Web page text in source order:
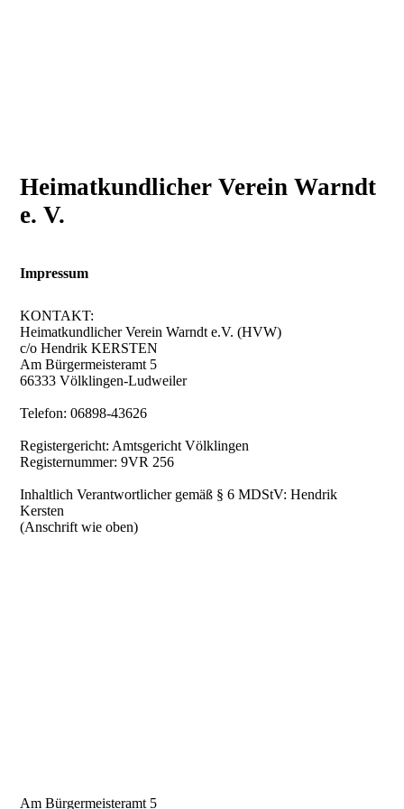
Heimatkundlicher Verein Warndt
e. V.
Impressum
KONTAKT:
Heimatkundlicher Verein Warndt e.V. (HVW)
c/o Hendrik KERSTEN
Am Bürgermeisteramt 5
66333 Völklingen-Ludweiler
Telefon: 06898-43626
Registergericht: Amtsgericht Völklingen
Registernummer: 9VR 256
Inhaltlich Verantwortlicher gemäß § 6 MDStV: Hendrik
Kersten
(Anschrift wie oben)
Am Bürgermeisteramt 5